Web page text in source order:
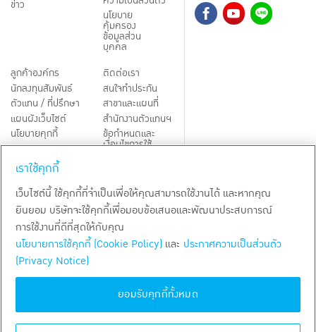
ข่าว
นโยบาย
คุ้มครอง
ข้อมูลส่วน
บุคคล
ลูกค้าองค์กร
นักลงทุนสัมพันธ์
ตัวแทน / ที่ปรึกษา
แผนผังเว็บไซต์
นโยบายคุกกี้
Third-Party Notices
ติดต่อเรา
สนใจทำประกัน
สาขาและแผนที่
สำนักงานตัวแทนฯ
ข้อกำหนดและ
เงื่อนไขการใช้
TH EN
สงวนลิขสิทธิ์ พ.ศ.2569
เราใช้คุกกี้
เว็บไซต์นี้ ใช้คุกกี้ที่จำเป็นเพื่อให้คุณสามารถใช้งานได้ และหากคุณ
ยินยอม บริษัทจะใช้คุกกี้เพื่อมอบข้อเสนอและพัฒนาประสบการณ์
การใช้งานที่ดีที่สุดให้กับคุณ
นโยบายการใช้คุกกี้ (Cookie Policy) และ ประกาศความเป็นส่วนตัว
(Privacy Notice)
ยอมรับคุกกี้ทั้งหมด